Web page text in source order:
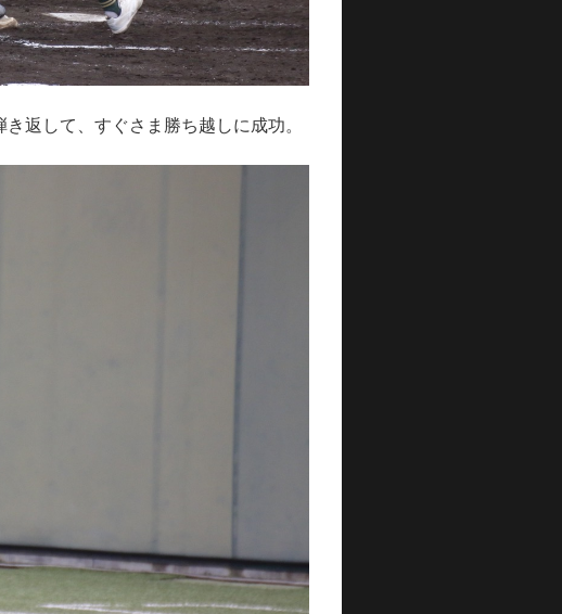
返して、すぐさま勝ち越しに成功。